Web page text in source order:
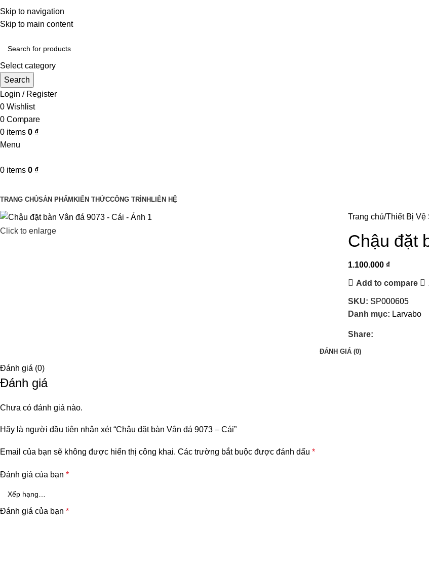
Skip to navigation
Skip to main content
Một uy tín - triệu niềm tin
Hotline : 0346394639 - 0973332499
Select category
Search
Login / Register
0 Wishlist
0 Compare
0 items 0 ₫
Menu
0 items 0 ₫
TRANG CHỦSẢN PHẨM KIẾN THỨCCÔNG TRÌNH LIÊN HỆ
Click to enlarge
Trang chủ Thiết Bị Vệ
Chậu đặt
1.100.000 ₫
Add to compare
SKU: SP000605
Danh mục: Larvabo
Share:
ĐÁNH GIÁ (0)
Đánh giá (0)
Đánh giá
Chưa có đánh giá nào.
Hãy là người đầu tiên nhận xét “Chậu đặt bàn Vân đá 9073 – Cái”
Email của bạn sẽ không được hiển thị công khai. Các trường bắt buộc được đánh dấu *
Đánh giá của bạn *
Đánh giá của bạn *